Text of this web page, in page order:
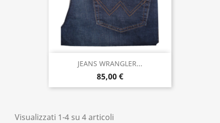
JEANS WRANGLER...
85,00 €
Visualizzati 1-4 su 4 articoli